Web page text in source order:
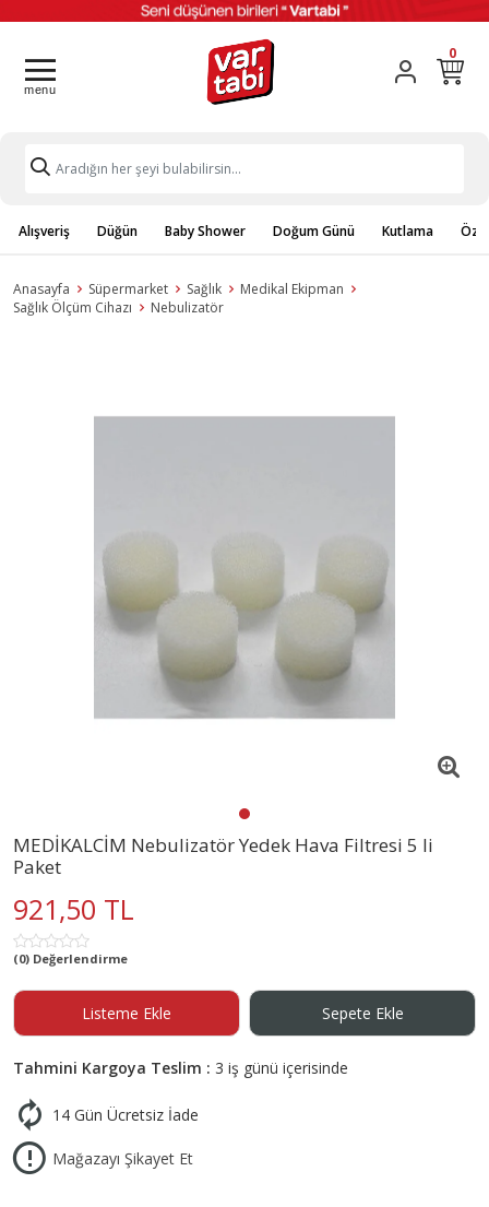
0
Alışveriş Düğün Baby Shower Doğum Günü Kutlama
Anasayfa Süpermarket Sağlık
Medikal Ekipman
Sağlık Ölçüm Cihazı
Nebulizatör
MEDİKALCİM Nebulizatör Yedek Hava Filtresi 5 li
Paket
921,50 TL
(0) Değerlendirme
Listeme Ekle Sepete Ekle
Tahmini Kargoya Teslim : 3 iş günü içerisinde
14 Gün Ücretsiz İade
Mağazayı Şikayet Et